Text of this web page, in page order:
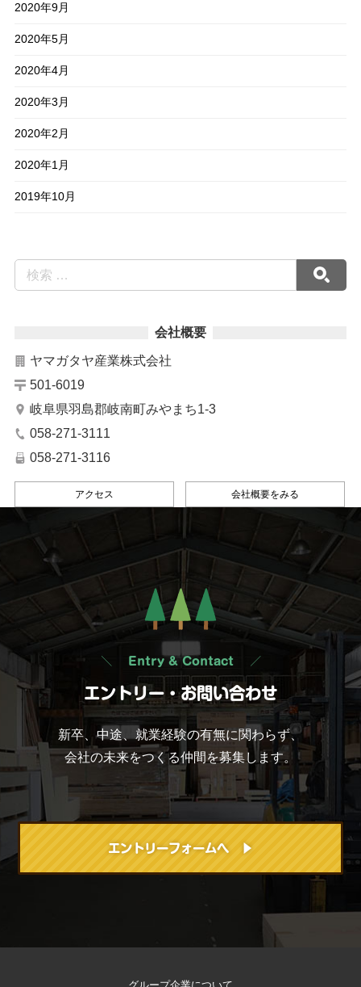
2020年9月
2020年5月
2020年4月
2020年3月
2020年2月
2020年1月
2019年10月
会社概要
ヤマガタヤ産業株式会社
501-6019
岐阜県羽島郡岐南町みやまち1-3
058-271-3111
058-271-3116
アクセス 会社概要をみる
Entry & Contact
エントリー・お問い合わせ
新卒、中途、就業経験の有無に関わらず、
会社の未来をつくる仲間を募集します。
エントリーフォームへ ▶